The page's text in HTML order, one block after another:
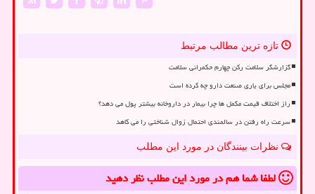
تازه ترین مطالب مرتبط
گزارشگر سلامت رکن چهارم حکمرانی سلامت
مجلس برای یاری صنعت دارو چه کرده است
راز اختلاف قیمت مکمل ها چرا بیمار در داروخانه بیشتر پول می دهد؟
سرعت راه رفتن در سالمندی احتمال زوال شناختی را می کاهد
نظرات بینندگان در مورد این مطلب
لطفا شما همدر مورد این مطلبنظر دهید